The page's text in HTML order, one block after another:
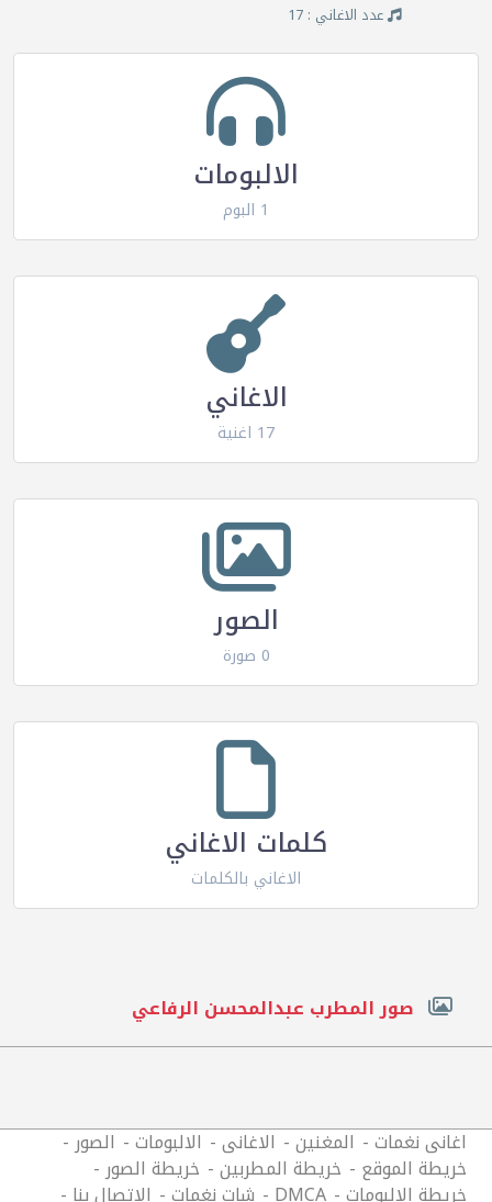
عدد الاغاني : 17
الالبومات
1 البوم
الاغاني
17 اغنية
الصور
0 صورة
كلمات الاغاني
الاغاني بالكلمات
صور المطرب عبدالمحسن الرفاعي
اغانى نغمات المغنين الاغانى الالبومات الصور
خريطة الموقع خريطة المطربين خريطة الصور
خريطة الالبومات DMCA شات نغمات الاتصال بنا